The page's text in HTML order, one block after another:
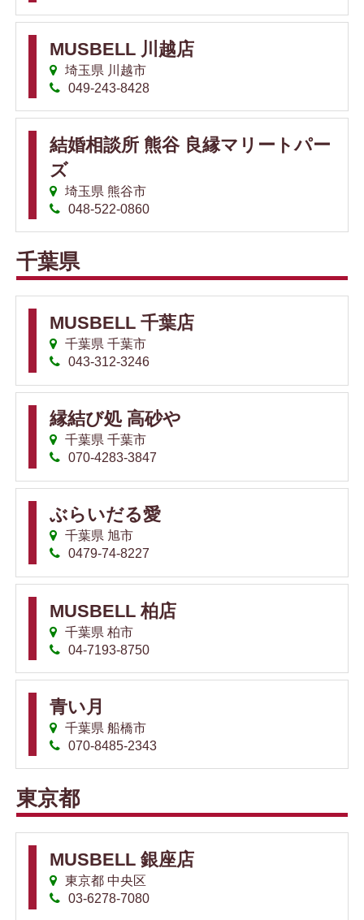
MUSBELL 川越店
埼玉県 川越市
049-243-8428
結婚相談所 熊谷 良縁マリートパー
ズ
埼玉県 熊谷市
048-522-0860
千葉県
MUSBELL 千葉店
千葉県 千葉市
043-312-3246
縁結び処 高砂や
千葉県 千葉市
070-4283-3847
ぶらいだる愛
千葉県 旭市
0479-74-8227
MUSBELL 柏店
千葉県 柏市
04-7193-8750
青い月
千葉県 船橋市
070-8485-2343
東京都
MUSBELL 銀座店
東京都 中央区
03-6278-7080